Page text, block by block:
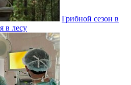
Грибной сезон в
в лесу